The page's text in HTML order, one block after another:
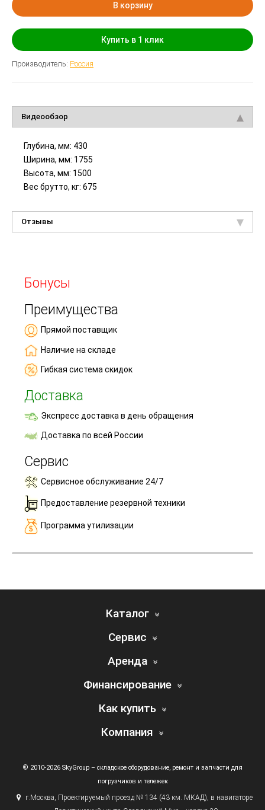
В корзину
Купить в 1 клик
Производитель: Россия
Видеообзор
Глубина, мм: 430
Ширина, мм: 1755
Высота, мм: 1500
Вес брутто, кг: 675
Отзывы
Бонусы
Преимущества
Прямой поставщик
Наличие на складе
Гибкая система скидок
Доставка
Экспресс доставка в день обращения
Доставка по всей России
Сервис
Сервисное обслуживание 24/7
Предоставление резервной техники
Программа утилизации
Каталог
Сервис
Аренда
Финансирование
Как купить
Компания
© 2010-2026 SkyGroup – складское оборудование, ремонт и запчасти для
погрузчиков и тележек
г. Москва, Проектируемый проезд № 134 (43км. МКАД), в навигаторе